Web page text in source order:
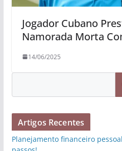
Jogador Cubano
Namorada Morta
14/06/2025
Artigos Recentes
Planejamento financeiro